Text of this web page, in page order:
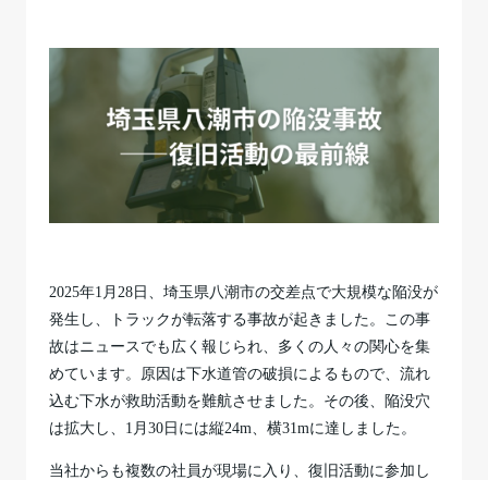
2025年1月28日、埼玉県八潮市の交差点で大規模な陥没が
発生し、トラックが転落する事故が起きました。この事
故はニュースでも広く報じられ、多くの人々の関心を集
めています。原因は下水道管の破損によるもので、流れ
込む下水が救助活動を難航させました。その後、陥没穴
は拡大し、1月30日には縦24m、横31mに達しました。
当社からも複数の社員が現場に入り、復旧活動に参加し